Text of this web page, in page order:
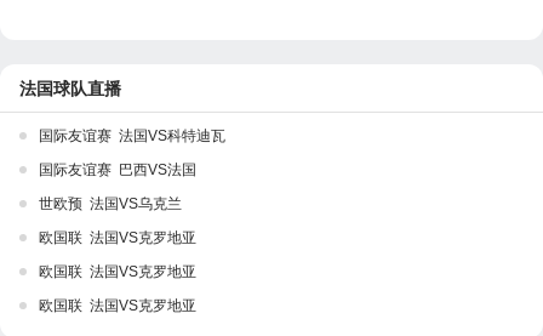
法国球队直播
国际友谊赛 法国VS科特迪瓦
国际友谊赛 巴西VS法国
世欧预 法国VS乌克兰
欧国联 法国VS克罗地亚
欧国联 法国VS克罗地亚
欧国联 法国VS克罗地亚